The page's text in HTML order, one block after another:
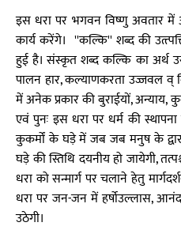
इस धरा पर भगवन विष्णु अवतार
कार्य करेंगे। ''कल्कि'' शब्द की
हुई है। संस्कृत शब्द कल्कि का अर्थ
पालन हार, कल्याणकरता उज्जवल व्
में अनेक प्रकार की बुराईयों, अन्याय,
एवं पुनः इस धरा पर धर्म की
कुकर्मों के घड़े में जब जब मनुष के
घड़े की स्तिथि दयनीय हो जायेगी,
धरा को सन्मार्ग पर चलाने हेतु
धरा पर जन-जन में हर्षोउल्लास,
उठेगी।